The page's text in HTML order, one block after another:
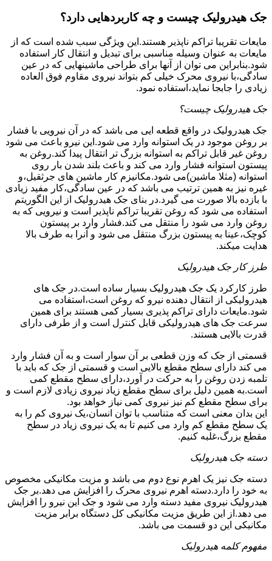
جک هیدرولیک چیست و چه کاربردهایی دارد؟
مایعات تقریبا تراکم ناپذیر هستند.این ویژگی سبب شده است که از
مایعات به عنوان وسیله مناسبی برای تبدیل و انتقال کار استفاده
شود.بنابراین می توان از آنها برای طراحی ماشینهایی که در عین
سادگی،با نیروی محرک خیلی کم بتواند نیروی مقاوم فوق العاده
زیادی را جابجا نماید،استفاده نمود.
جک هیدرولیک چیست؟
جک هیدرولیک در واقع قطعه ایی می باشد که در آن نیرویی با فشار
بر روغن موجود در یک استوانه وارد می شود.این نیرو باعث می شود
روغن غیر قابل تراکم به استوانه بزرگ تر انتقال پیدا کند.روغن به
پیستون استوانه فشار وارد می کند و باعث بلند شدن بار روی
استوانه (مثلا ماشین)می شود.مکانیزم کار ماشین های جرثقیل،و
غیره نیز به همین ترتیب می باشد که در عین سادگی،کار مفید زیادی
با بازده بالا صورت می گیرد.در بنای جک هیدرولیک از این الگوریتم
استفاده می شود که روغن تقریبا تراکم ناپذیر است و نیرویی که به
روغن وارد می شود را منتقل می کند.فشار وارد بر پیستون
کوچک،عینا به پیستون بزرگ منتقل می شود و آنرا به طرف بالا
هدایت میکند.
طرز کار جک هیدرولیک
طرز کارکرد یک جک هیدرولیک بسیار ساده است.در جک های
هیدرولیکی از انتقال دهنده نیرو که روغن است،استفاده می
شود.مایعات دارای تراکم پذیری بسیار کمی هستند برای همین
سرعت جک های هیدرولیکی قابل کنترل است و از طرفی دارای
قدرت بالایی هستند.
قسمتی از جک که وزن قطعی بر آن سوار است و به آن فشار وارد
می کند دارای سطح مقطع بالایی است و قسمتی از جک که باید با
تلمبه زدن روغن را به حرکت در آورد،دارای سطح مقطع کمی
است.به همین دلیل برای سطح مقطع زیاد نیروی زیادی لازم است و
برای سطح مقطع کم نیز نیروی کمی نیاز خواهد بود.
این بدان معنی است که متناسب با توان انسان،یک نیروی کم را به
یک سطح مقطع کم وارد می کنیم تا به یک نیروی زیاد در سطح
مقطع بزرگ،غلبه کنیم.
دسته جک هیدرولیک
دسته جک نیز یک اهرم نوع دوم می باشد و مزیت مکانیکی مخصوص
به خود را دارد.دسته اهرم نیروی محرک را افزایش می دهد.بر جک
هیدرولیک نیروی مفید دسته وارد می شود و جک این نیرو را افزایش
می دهد.از این طریق مزیت مکانیکی کل دستگاه برابر مزیت
مکانیکی این دو قسمت می باشد.
مفهوم کلمه هیدرولیک